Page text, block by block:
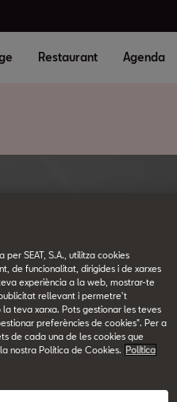
Restaurant Agenda
SEAT, S.A., utilitza cookies
de funcionalitat, dirigides i de xarxes
experiència a la web, mostrar-te
rellevant i permetre't
teva xarxa. Pots gestionar les teves
preferències de cookies". Per a
de cada una de les cookies que
nostra Política de Cookies. Política